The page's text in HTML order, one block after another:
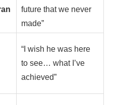
future that we never
made”
“I wish he was here
to see… what I’ve
achieved”